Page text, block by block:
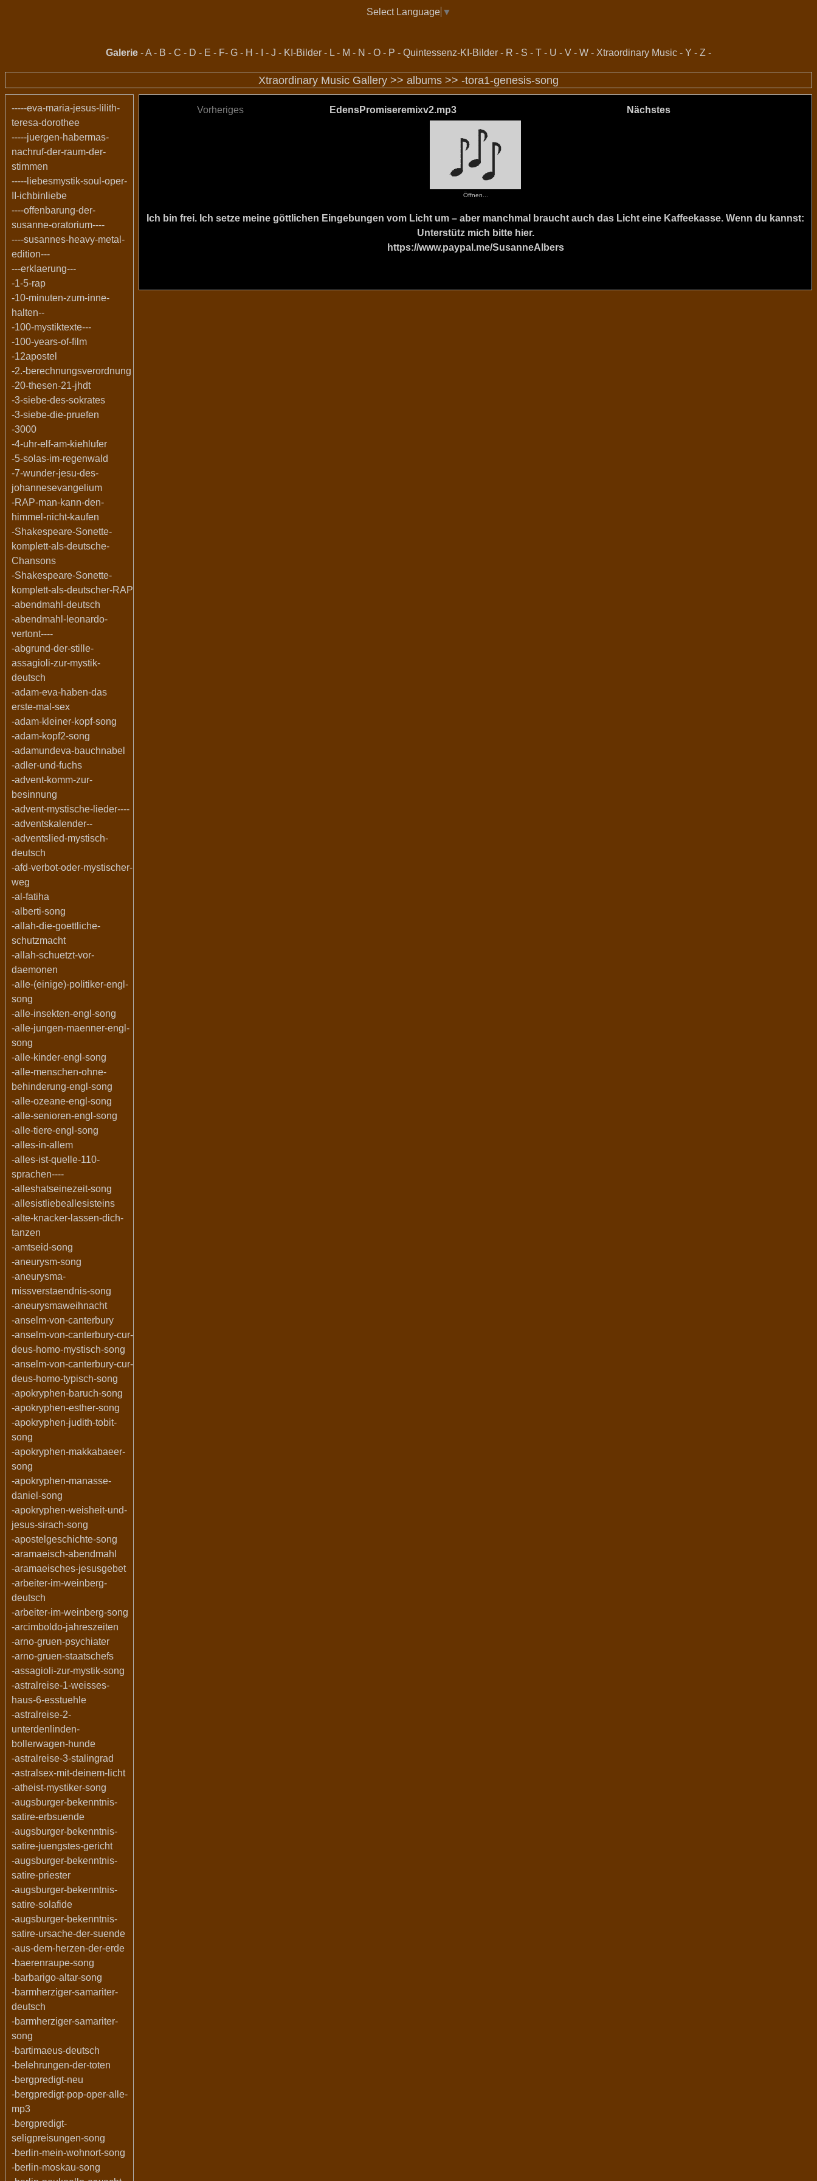
Select Language ▼
Galerie -A - B - C - D - E - F- G - H - - J - KI-Bilder - L - M - N - O - P - Quintessenz-KI-Bilder - R - S - T - U - V - W - Xtraordinary Music - Y - Z -
Xtraordinary Music Gallery >> albums >> -tora1-genesis-song
-----eva-maria-jesus-lilith-
teresa-dorothee
-----juergen-habermas-
nachruf-der-raum-der-
stimmen
-----liebesmystik-soul-oper-
II-ichbinliebe
----offenbarung-der-
susanne-oratorium----
----susannes-heavy-metal-
edition---
---erklaerung---
-1-5-rap
-10-minuten-zum-inne-
halten--
-100-mystiktexte---
-100-years-of-film
-12apostel
-2.-berechnungsverordnung
-20-thesen-21-jhdt
-3-siebe-des-sokrates
-3-siebe-die-pruefen
-3000
-4-uhr-elf-am-kiehlufer
-5-solas-im-regenwald
-7-wunder-jesu-des-
johannesevangelium
-RAP-man-kann-den-
himmel-nicht-kaufen
-Shakespeare-Sonette-
komplett-als-deutsche-
Chansons
-Shakespeare-Sonette-
komplett-als-deutscher-RAP
-abendmahl-deutsch
-abendmahl-leonardo-
vertont----
-abgrund-der-stille-
assagioli-zur-mystik-
deutsch
-adam-eva-haben-das
erste-mal-sex
-adam-kleiner-kopf-song
-adam-kopf2-song
-adamundeva-bauchnabel
-adler-und-fuchs
-advent-komm-zur-
besinnung
-advent-mystische-lieder----
-adventskalender--
-adventslied-mystisch-
deutsch
-afd-verbot-oder-mystischer-
weg
-al-fatiha
-alberti-song
-allah-die-goettliche-
schutzmacht
-allah-schuetzt-vor-
daemonen
-alle-(einige)-politiker-engl-
song
-alle-insekten-engl-song
-alle-jungen-maenner-engl-
song
-alle-kinder-engl-song
-alle-menschen-ohne-
behinderung-engl-song
-alle-ozeane-engl-song
-alle-senioren-engl-song
-alle-tiere-engl-song
-alles-in-allem
-alles-ist-quelle-110-
sprachen----
-alleshatseinezeit-song
-allesistliebeallesisteins
-alte-knacker-lassen-dich-
tanzen
-amtseid-song
-aneurysm-song
-aneurysma-
missverstaendnis-song
-aneurysmaweihnacht
-anselm-von-canterbury
-anselm-von-canterbury-cur-
deus-homo-mystisch-song
-anselm-von-canterbury-cur-
deus-homo-typisch-song
-apokryphen-baruch-song
-apokryphen-esther-song
-apokryphen-judith-tobit-
song
-apokryphen-makkabaeer-
song
-apokryphen-manasse-
daniel-song
-apokryphen-weisheit-und-
jesus-sirach-song
-apostelgeschichte-song
-aramaeisch-abendmahl
-aramaeisches-jesusgebet
-arbeiter-im-weinberg-
deutsch
-arbeiter-im-weinberg-song
-arcimboldo-jahreszeiten
-arno-gruen-psychiater
-arno-gruen-staatschefs
-assagioli-zur-mystik-song
-astralreise-1-weisses-
haus-6-esstuehle
-astralreise-2-
unterdenlinden-
bollerwagen-hunde
-astralreise-3-stalingrad
-astralsex-mit-deinem-licht
-atheist-mystiker-song
-augsburger-bekenntnis-
satire-erbsuende
-augsburger-bekenntnis-
satire-juengstes-gericht
-augsburger-bekenntnis-
satire-priester
-augsburger-bekenntnis-
satire-solafide
-augsburger-bekenntnis-
satire-ursache-der-suende
-aus-dem-herzen-der-erde
-baerenraupe-song
-barbarigo-altar-song
-barmherziger-samariter-
deutsch
-barmherziger-samariter-
song
-bartimaeus-deutsch
-belehrungen-der-toten
-bergpredigt-neu
-bergpredigt-pop-oper-alle-
mp3
-bergpredigt-
seligpreisungen-song
-berlin-mein-wohnort-song
-berlin-moskau-song
Vorheriges EdensPromiseremixv2.mp3 Nächstes
Öffnen...
Ich bin frei. Ich setze meine göttlichen Eingebungen vom Licht um – aber manchmal braucht auch das Licht eine Kaffeekasse. Wenn du kannst:
Unterstütz mich bitte hier.
https://www.paypal.me/SusanneAlbers